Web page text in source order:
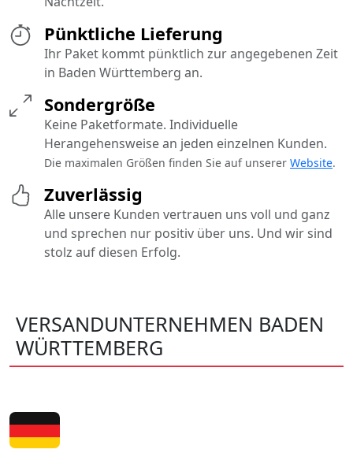
Pünktliche Lieferung
Ihr Paket kommt pünktlich zur angegebenen Zeit
in Baden Württemberg an.
Sondergröße
Keine Paketformate. Individuelle
Herangehensweise an jeden einzelnen Kunden.
Die maximalen Größen finden Sie auf unserer Website.
Zuverlässig
Alle unsere Kunden vertrauen uns voll und ganz
und sprechen nur positiv über uns. Und wir sind
stolz auf diesen Erfolg.
VERSANDUNTERNEHMEN BADEN
WÜRTTEMBERG